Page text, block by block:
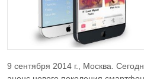
9 сентября 2014 г., Москва.